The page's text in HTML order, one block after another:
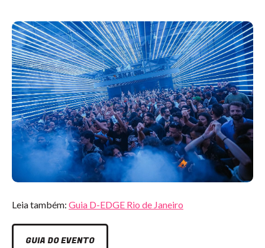
Leia também: Guia D-EDGE Rio de Janeiro
GUIA DO EVENTO